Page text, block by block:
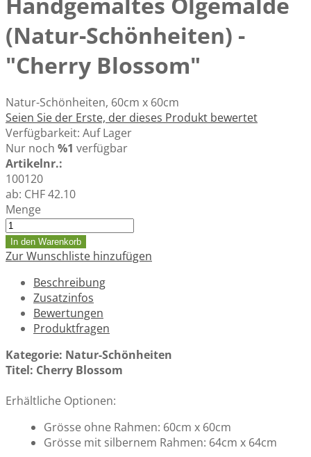
(Natur-Schönheiten) -
"Cherry Blossom"
Natur-Schönheiten, 60cm x 60cm
Seien Sie der Erste, der dieses Produkt bewertet
Verfügbarkeit: Auf Lager
Nur noch %1 verfügbar
Artikelnr.:
100120
ab: CHF 42.10
Menge
In den Warenkorb
Zur Wunschliste hinzufügen
Beschreibung
Zusatzinfos
Bewertungen
Produktfragen
Kategorie: Natur-Schönheiten
Titel: Cherry Blossom
Erhältliche Optionen:
Grösse ohne Rahmen: 60cm x 60cm
Grösse mit silbernem Rahmen: 64cm x 64cm